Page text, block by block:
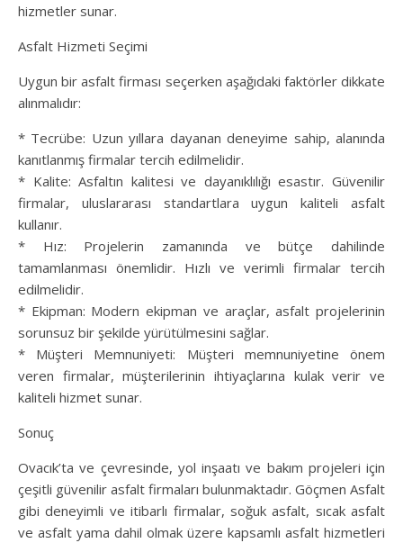
hizmetler sunar.
Asfalt Hizmeti Seçimi
Uygun bir asfalt firması seçerken aşağıdaki faktörler dikkate
alınmalıdır:
* Tecrübe: Uzun yıllara dayanan deneyime sahip, alanında
kanıtlanmış firmalar tercih edilmelidir.
* Kalite: Asfaltın kalitesi ve dayanıklılığı esastır. Güvenilir
firmalar, uluslararası standartlara uygun kaliteli asfalt
kullanır.
* Hız: Projelerin zamanında ve bütçe dahilinde
tamamlanması önemlidir. Hızlı ve verimli firmalar tercih
edilmelidir.
* Ekipman: Modern ekipman ve araçlar, asfalt projelerinin
sorunsuz bir şekilde yürütülmesini sağlar.
* Müşteri Memnuniyeti: Müşteri memnuniyetine önem
veren firmalar, müşterilerinin ihtiyaçlarına kulak verir ve
kaliteli hizmet sunar.
Sonuç
Ovacık’ta ve çevresinde, yol inşaatı ve bakım projeleri için
çeşitli güvenilir asfalt firmaları bulunmaktadır. Göçmen Asfalt
gibi deneyimli ve itibarlı firmalar, soğuk asfalt, sıcak asfalt
ve asfalt yama dahil olmak üzere kapsamlı asfalt hizmetleri